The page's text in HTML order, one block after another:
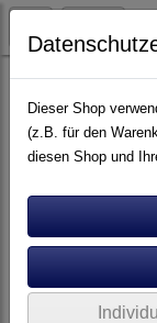
Artikel nach Marken
Dieser Shop
(z.B. für den
diesen Shop und